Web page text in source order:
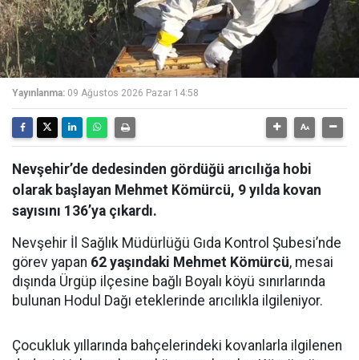
Yayınlanma: 09 Ağustos 2026 Pazar 14:58
Nevşehir’de dedesinden gördüğü arıcılığa hobi
olarak başlayan Mehmet Kömürcü, 9 yılda kovan
sayısını 136’ya çıkardı.
Nevşehir İl Sağlık Müdürlüğü Gıda Kontrol Şubesi’nde
görev yapan 62 yaşındaki Mehmet Kömürcü, mesai
dışında Ürgüp ilçesine bağlı Boyalı köyü sınırlarında
bulunan Hodul Dağı eteklerinde arıcılıkla ilgileniyor.
Çocukluk yıllarında bahçelerindeki kovanlarla ilgilenen